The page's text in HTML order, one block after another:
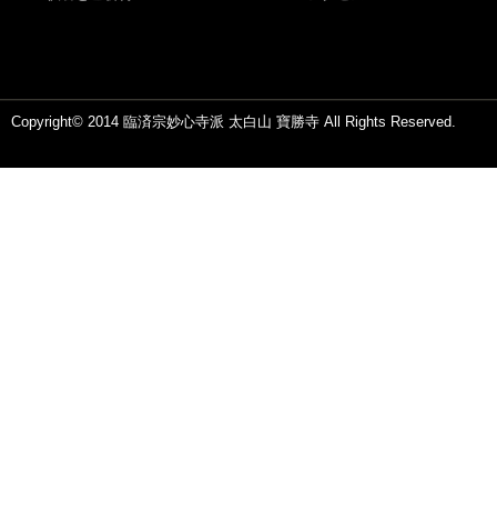
Copyright© 2014 臨済宗妙心寺派 太白山 寶勝寺 All Rights Reserved.